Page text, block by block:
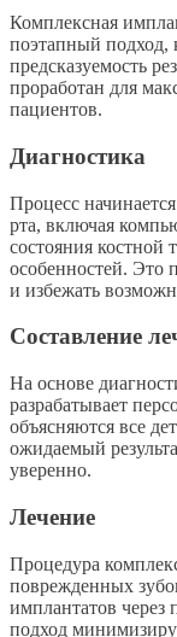
Комплексная
поэтапный подход,
предсказуемость
проработан для
пациентов.
Диагностика
Процесс
рта, включая
состояния
особенностей. Это
и избежать
Составление
На основе
разрабатывает
объясняются все
ожидаемый
уверенно.
Лечение
Процедура
поврежденных
имплантатов через
подход